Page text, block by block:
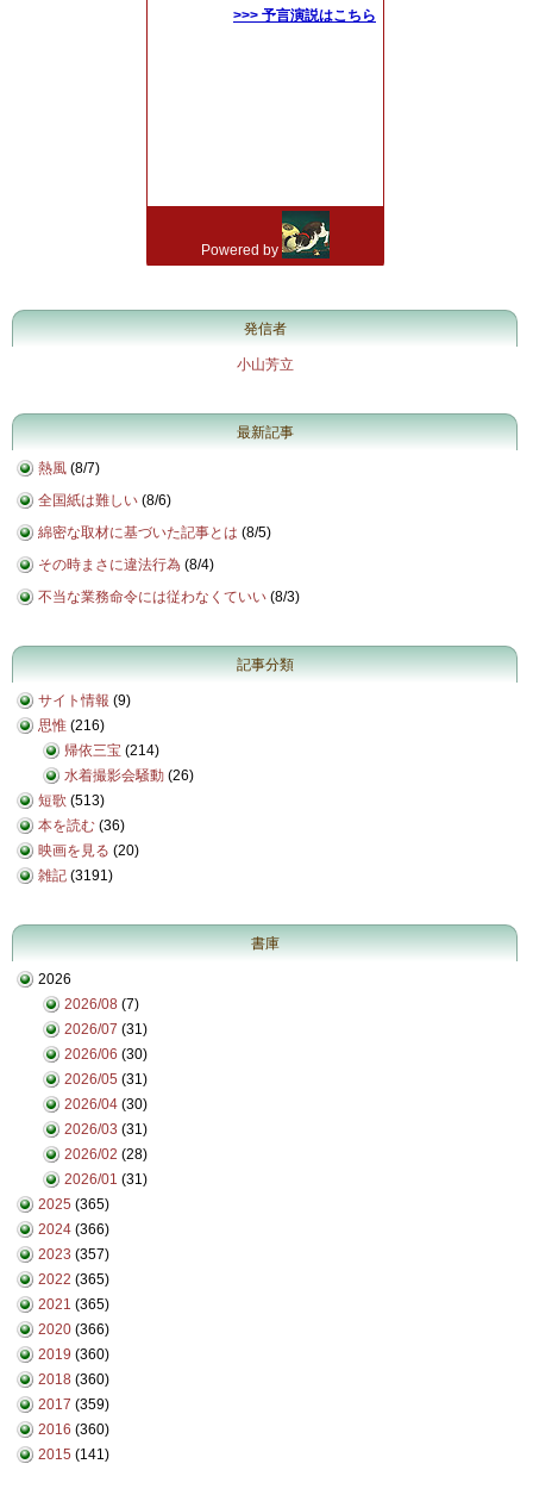
発信者
小山芳立
最新記事
熱風 (8/7)
全国紙は難しい (8/6)
綿密な取材に基づいた記事とは (8/5)
その時まさに違法行為 (8/4)
不当な業務命令には従わなくていい (8/3)
記事分類
サイト情報 (9)
思惟 (216)
帰依三宝 (214)
水着撮影会騒動 (26)
短歌 (513)
本を読む (36)
映画を見る (20)
雑記 (3191)
書庫
2026
2026/08 (7)
2026/07 (31)
2026/06 (30)
2026/05 (31)
2026/04 (30)
2026/03 (31)
2026/02 (28)
2026/01 (31)
2025 (365)
2024 (366)
2023 (357)
2022 (365)
2021 (365)
2020 (366)
2019 (360)
2018 (360)
2017 (359)
2016 (360)
2015 (141)